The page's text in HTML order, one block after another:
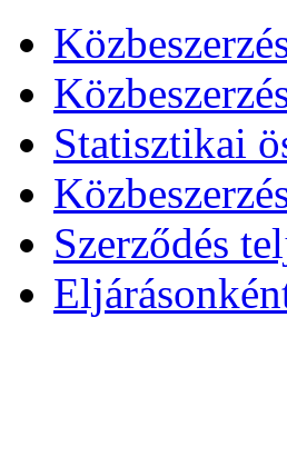
Statisztikai
Szerződés